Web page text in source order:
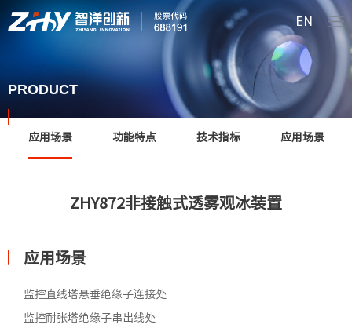
EN
PRODUCT
应用场景 功能特点 技术指标 应用场景
ZHY872非接触式透雾观冰装置
应用场景
监控直线塔悬垂绝缘子连接处
监控耐张塔绝缘子串出线处